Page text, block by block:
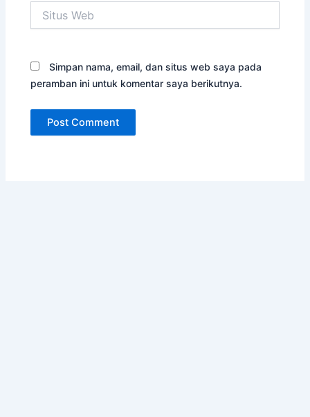
Web
Simpan nama, email, dan situs web saya pada
peramban ini untuk komentar saya berikutnya.